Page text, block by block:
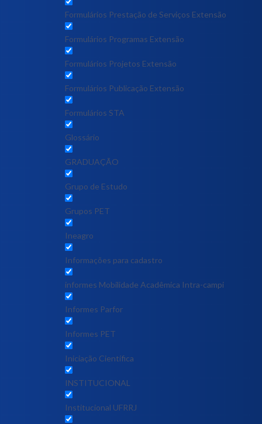
Formulários Prestação de Serviços Extensão
Formulários Programas Extensão
Formulários Projetos Extensão
Formulários Publicação Extensão
Formulários STA
Glossário
GRADUAÇÃO
Grupo de Estudo
Grupos PET
Ineagro
Informações para cadastro
informes Mobilidade Acadêmica Intra-campi
Informes Parfor
Informes PET
Iniciação Científica
INSTITUCIONAL
Institucional UFRRJ